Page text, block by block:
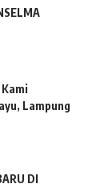
Lampung
DI